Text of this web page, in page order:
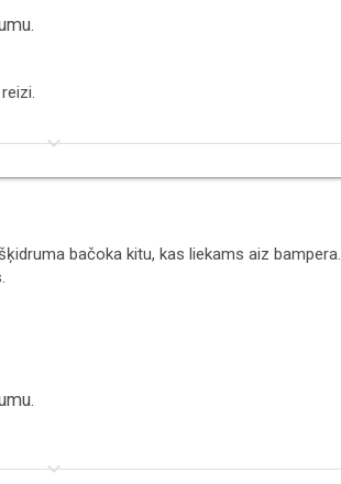
keyboard_arrow_down
bačoka kitu, kas liekams aiz bampera.
keyboard_arrow_down